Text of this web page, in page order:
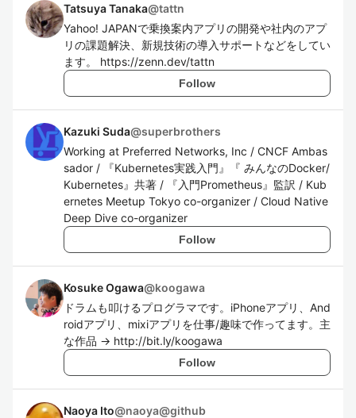
Tatsuya Tanaka@tattn
Yahoo! JAPANで乗換案内アプリの開発や社内のアプ
リの課題解決、新規技術の導入サポートなどをしてい
ます。 https://zenn.dev/tattn
Follow
Kazuki Suda@superbrothers
Working at Preferred Networks, Inc / CNCF Ambas
sador / 『Kubernetes実践入門』『 みんなのDocker/
Kubernetes』共著 / 『入門Prometheus』監訳 / Kub
ernetes Meetup Tokyo co-organizer / Cloud Native
Deep Dive co-organizer
Follow
Kosuke Ogawa@koogawa
ドラムも叩けるプログラマです。iPhoneアプリ、And
roidアプリ、mixiアプリを仕事/趣味で作ってます。主
な作品 → http://bit.ly/koogawa
Follow
Naoya Ito@naoya@github